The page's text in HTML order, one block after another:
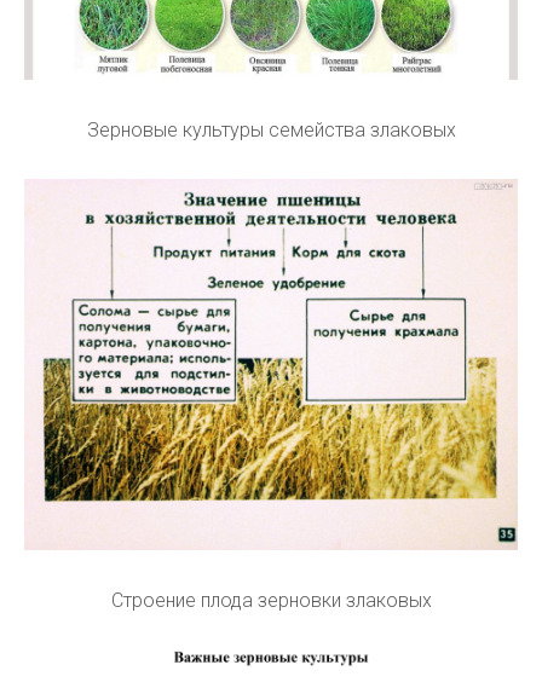
Зерновые культуры семейства злаковых
Строение плода зерновки злаковых